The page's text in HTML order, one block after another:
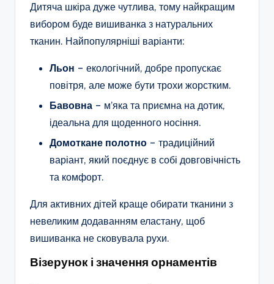
Дитяча шкіра дуже чутлива, тому найкращим
вибором буде вишиванка з натуральних
тканин. Найпопулярніші варіанти:
Льон – екологічний, добре пропускає
повітря, але може бути трохи жорстким.
Бавовна – м’яка та приємна на дотик,
ідеальна для щоденного носіння.
Домоткане полотно – традиційний
варіант, який поєднує в собі довговічність
та комфорт.
Для активних дітей краще обирати тканини з
невеликим додаванням еластану, щоб
вишиванка не сковувала рухи.
Візерунок і значення орнаментів